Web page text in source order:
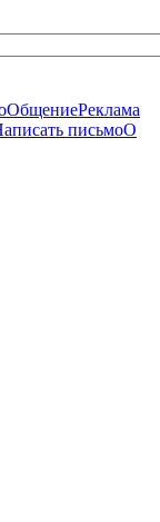
ОбщениеРеклама
письмоО